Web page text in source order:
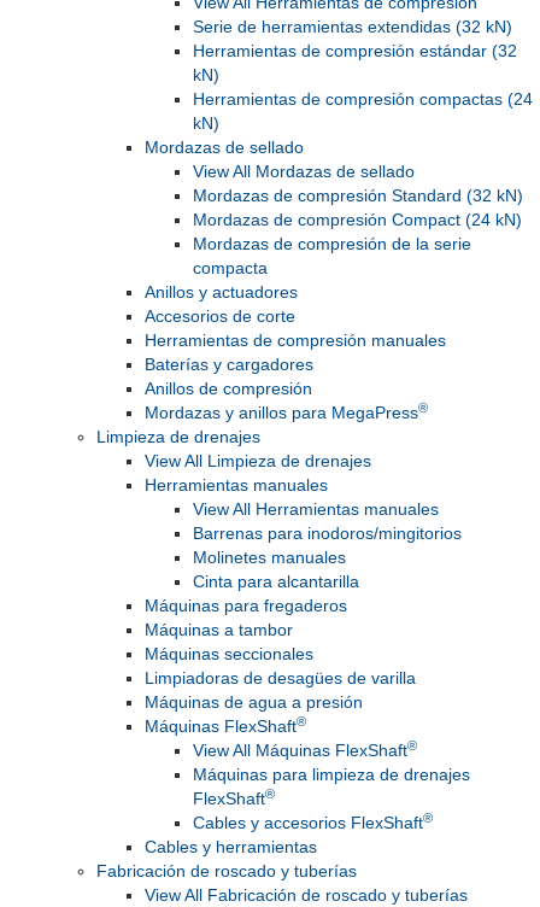
Serie de herramientas extendidas (32 kN)
Herramientas de compresión estándar (32
kN)
Herramientas de compresión compactas (24
kN)
Mordazas de sellado
View All Mordazas de sellado
Mordazas de compresión Standard (32 kN)
Mordazas de compresión Compact (24 kN)
Mordazas de compresión de la serie
compacta
Anillos y actuadores
Accesorios de corte
Herramientas de compresión manuales
Baterías y cargadores
Anillos de compresión
Mordazas y anillos para MegaPress®
Limpieza de drenajes
View All Limpieza de drenajes
Herramientas manuales
View All Herramientas manuales
Barrenas para inodoros/mingitorios
Molinetes manuales
Cinta para alcantarilla
Máquinas para fregaderos
Máquinas a tambor
Máquinas seccionales
Limpiadoras de desagües de varilla
Máquinas de agua a presión
Máquinas FlexShaft®
View All Máquinas FlexShaft®
Máquinas para limpieza de drenajes
FlexShaft®
Cables y accesorios FlexShaft®
Cables y herramientas
Fabricación de roscado y tuberías
View All Fabricación de roscado y tuberías